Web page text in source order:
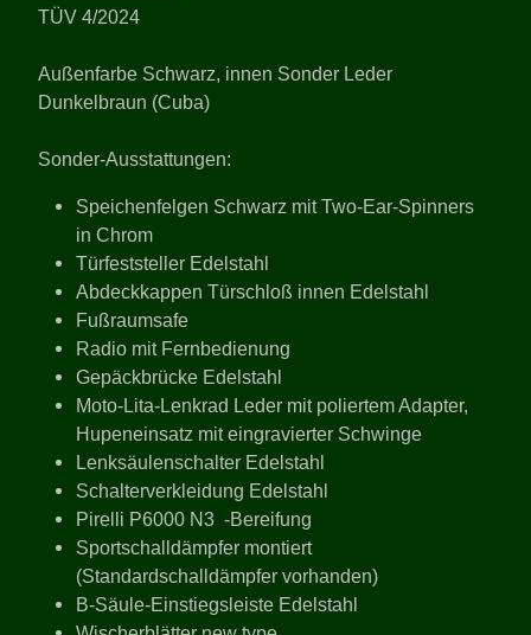
TÜV 4/2024
Außenfarbe Schwarz, innen Sonder Leder
Dunkelbraun (Cuba)
Sonder-Ausstattungen:
Speichenfelgen Schwarz mit Two-Ear-Spinners
in Chrom
Türfeststeller Edelstahl
Abdeckkappen Türschloß innen Edelstahl
Fußraumsafe
Radio mit Fernbedienung
Gepäckbrücke Edelstahl
Moto-Lita-Lenkrad Leder mit poliertem Adapter,
Hupeneinsatz mit eingravierter Schwinge
Lenksäulenschalter Edelstahl
Schalterverkleidung Edelstahl
Pirelli P6000 N3 -Bereifung
Sportschalldämpfer montiert
(Standardschalldämpfer vorhanden)
B-Säule-Einstiegsleiste Edelstahl